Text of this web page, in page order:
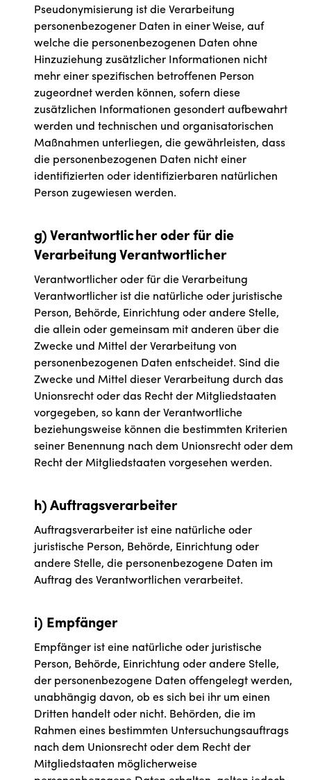
Pseudonymisierung ist die Verarbeitung
personenbezogener Daten in einer Weise, auf
welche die personenbezogenen Daten ohne
Hinzuziehung zusätzlicher Informationen nicht
mehr einer spezifischen betroffenen Person
zugeordnet werden können, sofern diese
zusätzlichen Informationen gesondert aufbewahrt
werden und technischen und organisatorischen
Maßnahmen unterliegen, die gewährleisten, dass
die personenbezogenen Daten nicht einer
identifizierten oder identifizierbaren natürlichen
Person zugewiesen werden.
g) Verantwortlicher oder für die
Verarbeitung Verantwortlicher
Verantwortlicher oder für die Verarbeitung
Verantwortlicher ist die natürliche oder juristische
Person, Behörde, Einrichtung oder andere Stelle,
die allein oder gemeinsam mit anderen über die
Zwecke und Mittel der Verarbeitung von
personenbezogenen Daten entscheidet. Sind die
Zwecke und Mittel dieser Verarbeitung durch das
Unionsrecht oder das Recht der Mitgliedstaaten
vorgegeben, so kann der Verantwortliche
beziehungsweise können die bestimmten Kriterien
seiner Benennung nach dem Unionsrecht oder dem
Recht der Mitgliedstaaten vorgesehen werden.
h) Auftragsverarbeiter
Auftragsverarbeiter ist eine natürliche oder
juristische Person, Behörde, Einrichtung oder
andere Stelle, die personenbezogene Daten im
Auftrag des Verantwortlichen verarbeitet.
i) Empfänger
Empfänger ist eine natürliche oder juristische
Person, Behörde, Einrichtung oder andere Stelle,
der personenbezogene Daten offengelegt werden,
unabhängig davon, ob es sich bei ihr um einen
Dritten handelt oder nicht. Behörden, die im
Rahmen eines bestimmten Untersuchungsauftrags
nach dem Unionsrecht oder dem Recht der
Mitgliedstaaten möglicherweise